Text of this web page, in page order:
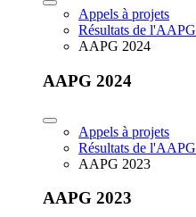
Appels à projets
Résultats de l'AAPG
AAPG 2024
AAPG 2024
Appels à projets
Résultats de l'AAPG
AAPG 2023
AAPG 2023